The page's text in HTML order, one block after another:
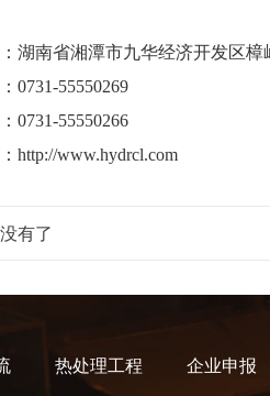
湖南省湘潭市九华经济开发区
0731-55550269
0731-55550266
http://www.hydrcl.com
没有了
热处理工程 企业申报